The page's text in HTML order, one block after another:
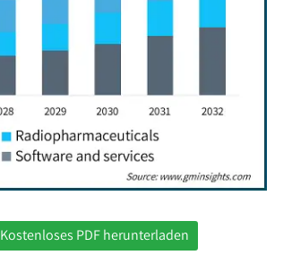
Kostenloses PDF herunterladen